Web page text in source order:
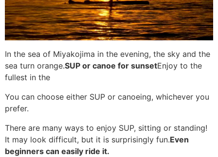
In the sea of Miyakojima in the evening, the sky and the
sea turn orange.SUP or canoe for sunsetEnjoy to the
fullest in the
You can choose either SUP or canoeing, whichever you
prefer.
There are many ways to enjoy SUP, sitting or standing!
It may look difficult, but it is surprisingly fun.Even
beginners can easily ride it.